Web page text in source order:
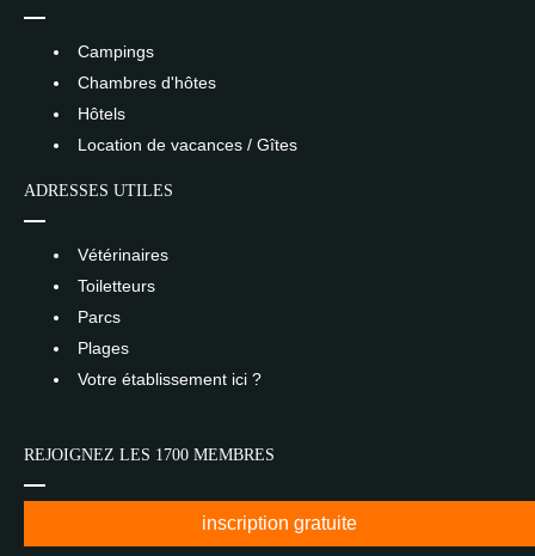
Campings
Chambres d'hôtes
Hôtels
Location de vacances / Gîtes
ADRESSES UTILES
Vétérinaires
Toiletteurs
Parcs
Plages
Votre établissement ici ?
REJOIGNEZ LES 1700 MEMBRES
inscription gratuite